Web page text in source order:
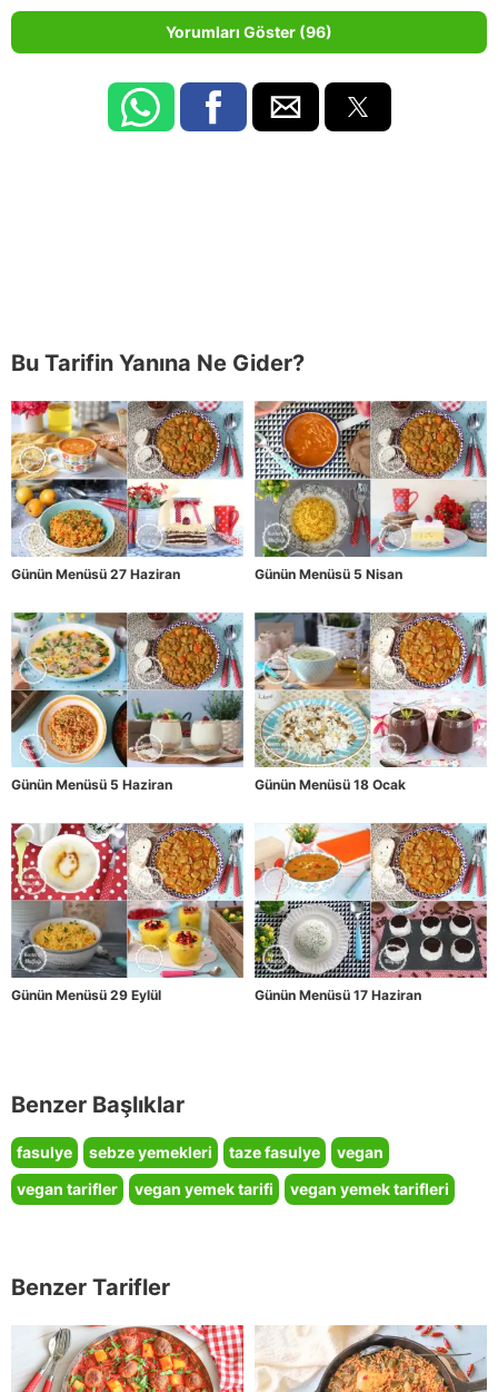
Yorumları Göster (96)
Bu Tarifin Yanına Ne Gider?
Günün Menüsü 27 Haziran Günün Menüsü 5 Nisan
Günün Menüsü 5 Haziran Günün Menüsü 18 Ocak
Günün Menüsü 29 Eylül Günün Menüsü 17 Haziran
Benzer Başlıklar
fasulye sebze yemekleri taze fasulye
vegan
vegan tarifler
vegan yemek tarifi vegan yemek tarifleri
Benzer Tarifler